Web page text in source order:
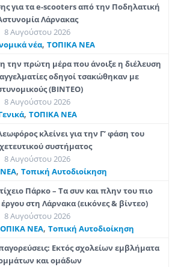
για τα e-scooters από την Ποδηλατική
Λάρνακας
8 Αυγούστου 2026
νέα, ΤΟΠΙΚΑ ΝΕΑ
την πρώτη μέρα που άνοιξε η διέλευση
οδηγοί τσακώθηκαν με
(ΒΙΝΤΕΟ)
8 Αυγούστου 2026
, ΤΟΠΙΚΑ ΝΕΑ
κλείνει για την Γ’ φάση του
συστήματος
8 Αυγούστου 2026
, Τοπική Αυτοδιοίκηση
Πάρκο – Τα συν και πλην του πιο
στη Λάρνακα (εικόνες & βίντεο)
8 Αυγούστου 2026
ΝΕΑ, Τοπική Αυτοδιοίκηση
Εκτός σχολείων εμβλήματα
και ομάδων